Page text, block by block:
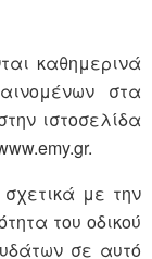
καθημερινά
στα
ιστοσελίδα
με την
του οδικού
σε αυτό